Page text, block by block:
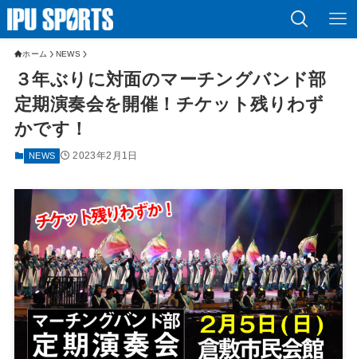
ホーム NEWS
３年ぶりに対面のマーチングバンド部
定期演奏会を開催！チケット残りわず
かです！
NEWS 2023年2月1日